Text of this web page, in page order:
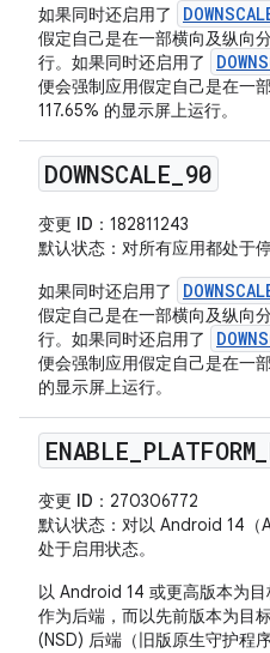
如果同时还启用了
假定自己是在一部横向及纵向
行。如果同时还启用了
便会强制应用假定自己是在一
117.65% 的显示屏上运行。
DOWNSCALE 90
变更 ID ：182811243
默认状态 ：对所有应用都处于
如果同时还启用了
假定自己是在一部横向及纵向
行。如果同时还启用了
便会强制应用假定自己是在一
的显示屏上运行。
ENABLE PLATFORM_
变更 ID ：270306772
默认状态 ：对以 Android 14（
处于启用状态。
以 Android 14 或更高版本为
作为后端，而以先前版本为目
(NSD) 后端（旧版原生守护程